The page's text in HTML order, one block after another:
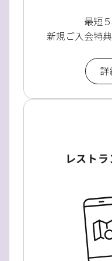
最短
新規ご入会特
レスト